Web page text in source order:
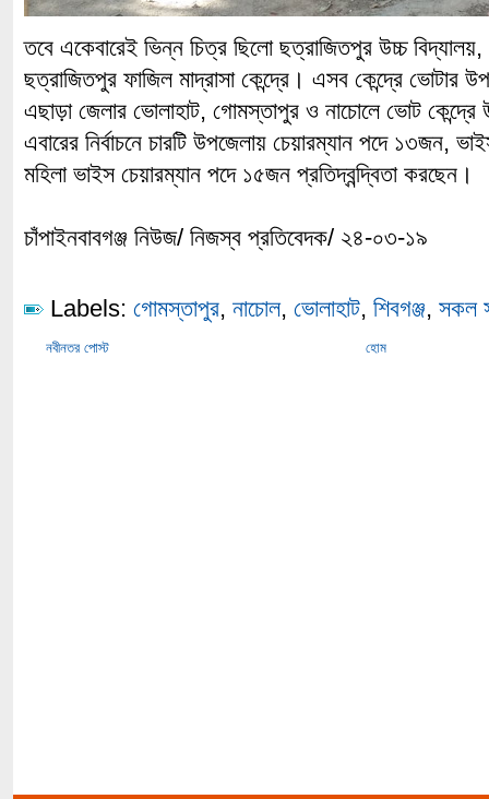
তবে একেবারেই ভিন্ন চিত্র ছিলো ছত্রাজিতপুর উচ্চ বিদ্যালয়,
ছত্রাজিতপুর ফাজিল মাদ্রাসা কেন্দ্রে। এসব কেন্দ্রে ভোটার
এছাড়া জেলার ভোলাহাট, গোমস্তাপুর ও নাচোলে ভোট
এবারের নির্বাচনে চারটি উপজেলায় চেয়ারম্যান পদে ১৩জন,
মহিলা ভাইস চেয়ারম্যান পদে ১৫জন প্রতিদ্বন্দ্বিতা করছেন।
চাঁপাইনবাবগঞ্জ নিউজ/ নিজস্ব প্রতিবেদক/ ২৪-০৩-১৯
Labels: গোমস্তাপুর, নাচোল, ভোলাহাট, শিবগঞ্জ, সকল
নবীনতর পোস্ট হোম